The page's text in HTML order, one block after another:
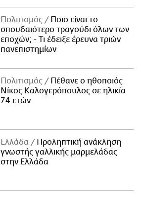
Πολιτισμός
Ποιο είναι το
σπουδαιότερο τραγούδι όλων των
εποχών; - Τι έδειξε έρευνα τριών
πανεπιστημίων
Πολιτισμός
Πέθανε ο ηθοποιός
Νίκος Καλογερόπουλος σε ηλικία
74 ετών
Ελλάδα
Προληπτική ανάκληση
γνωστής γαλλικής μαρμελάδας
στην Ελλάδα